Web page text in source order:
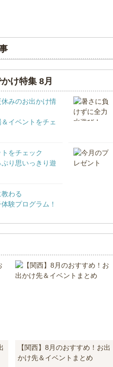
け特集 8月
みのお出かけ情
イベントをチェ
をチェック
り思いっきり遊
わる
験プログラム！
【関西】8月のおすすめ！お出
かけ先＆イベントまとめ